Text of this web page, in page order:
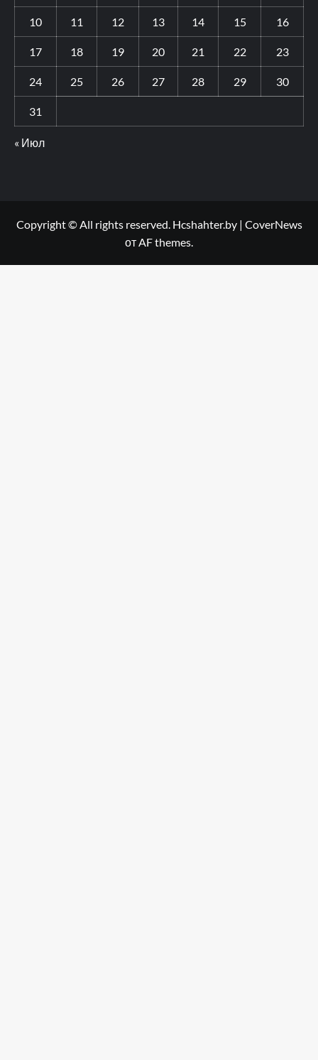
10 11 12 13 14 15 16
17 18 19 20 21 22 23
24 25 26 27 28 29 30
31
« Июл
Copyright © All rights reserved. Hcshahter.by | CoverNews
от AF themes.